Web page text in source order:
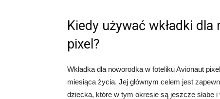
Kiedy używać wkładki
pixel?
Wkładka dla noworodka w foteliku Avionaut
miesiąca życia. Jej głównym celem jest
dziecka, które w tym okresie są jeszcze słabe